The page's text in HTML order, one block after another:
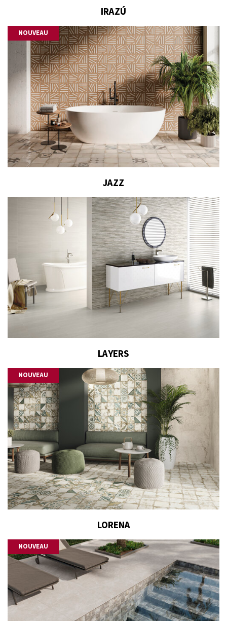
IRAZÚ
NOUVEAU
JAZZ
LAYERS
NOUVEAU
LORENA
NOUVEAU